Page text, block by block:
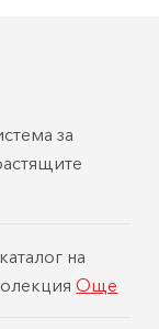
за
на
Още